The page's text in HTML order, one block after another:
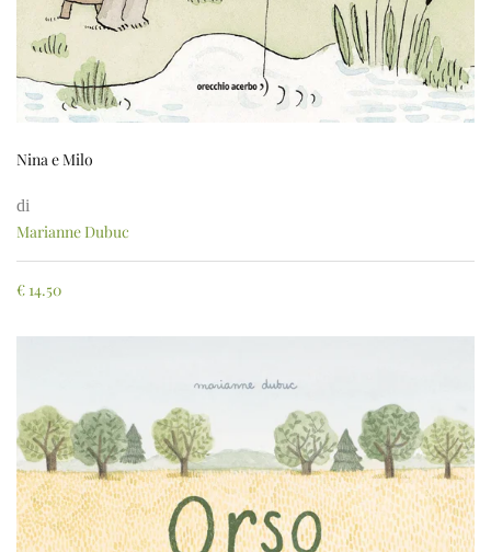
Nina e Milo
di
Marianne Dubuc
€ 14.50